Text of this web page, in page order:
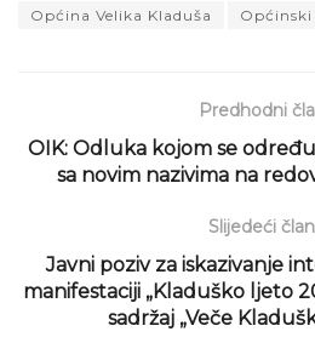
Općina Velika Kladuša
Predhodni
OIK: Odluka kojom se
sa novim nazivima na
Slijedeći
Javni poziv za iskazivanje
manifestaciji „Kladuško ljeto
sadržaj „Veče